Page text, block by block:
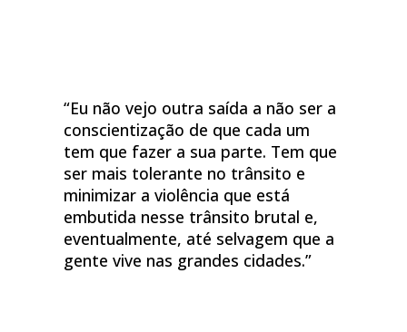
“Eu não vejo outra saída a não ser a
conscientização de que cada um
tem que fazer a sua parte. Tem que
ser mais tolerante no trânsito e
minimizar a violência que está
embutida nesse trânsito brutal e,
eventualmente, até selvagem que a
gente vive nas grandes cidades.”